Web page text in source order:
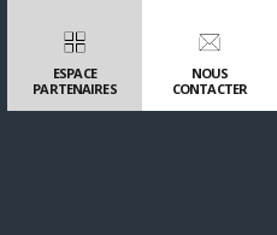
ESPACE
PARTENAIRES
NOUS
CONTACTER